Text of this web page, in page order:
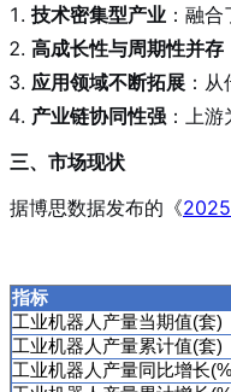
技术密集型产业 ：融
高成长性与周期性并存
应用领域不断拓展 ：
产业链协同性强 ：上
三、市场现状
据博思数据发布的《
指标
工业机器人产量当期值(套)
工业机器人产量累计值(套)
工业机器人产量同比增长